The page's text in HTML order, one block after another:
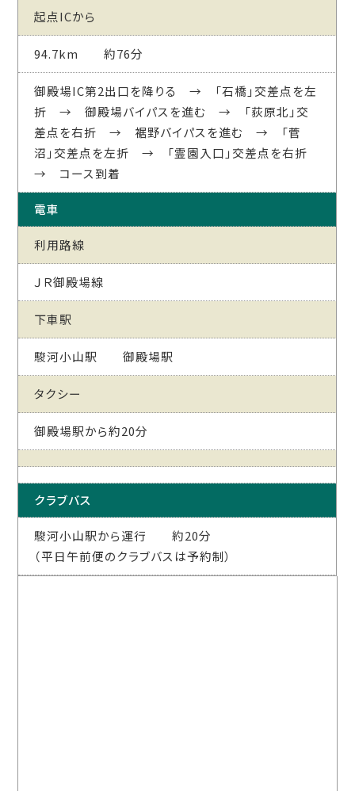
起点ICから
94.7km 約76分
御殿場IC第2出口を降りる → 「石橋」交差点を左
折 → 御殿場バイパスを進む → 「荻原北」交
差点を右折 → 裾野バイパスを進む → 「菅
沼」交差点を左折 → 「霊園入口」交差点を右折
→ コース到着
電車
利用路線
ＪＲ御殿場線
下車駅
駿河小山駅 御殿場駅
タクシー
御殿場駅から約20分
クラブバス
駿河小山駅から運行 約20分
（平日午前便のクラブバスは予約制）